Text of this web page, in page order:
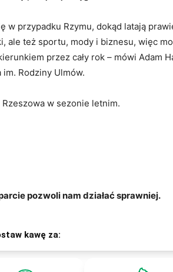
w przypadku Rzymu, dokąd latają
ale też sportu, mody i biznesu, więc
przez cały rok – mówi Adam
Rodziny Ulmów.
w sezonie letnim.
pozwoli nam działać sprawniej.
kawę za: